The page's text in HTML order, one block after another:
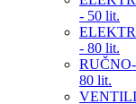
- 50 lit.
- 80 lit.
80 lit.